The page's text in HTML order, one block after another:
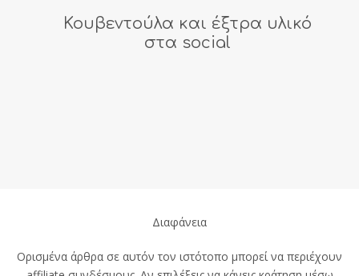
Κουβεντούλα και έξτρα υλικό
στα social
Διαφάνεια
Ορισμένα άρθρα σε αυτόν τον ιστότοπο μπορεί να περιέχουν